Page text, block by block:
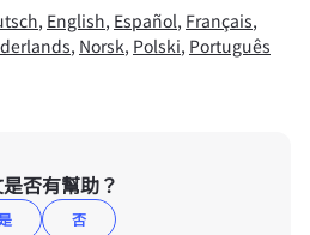
, English, Español, Français,
, Norsk, Polski, Português
否有幫助？
否